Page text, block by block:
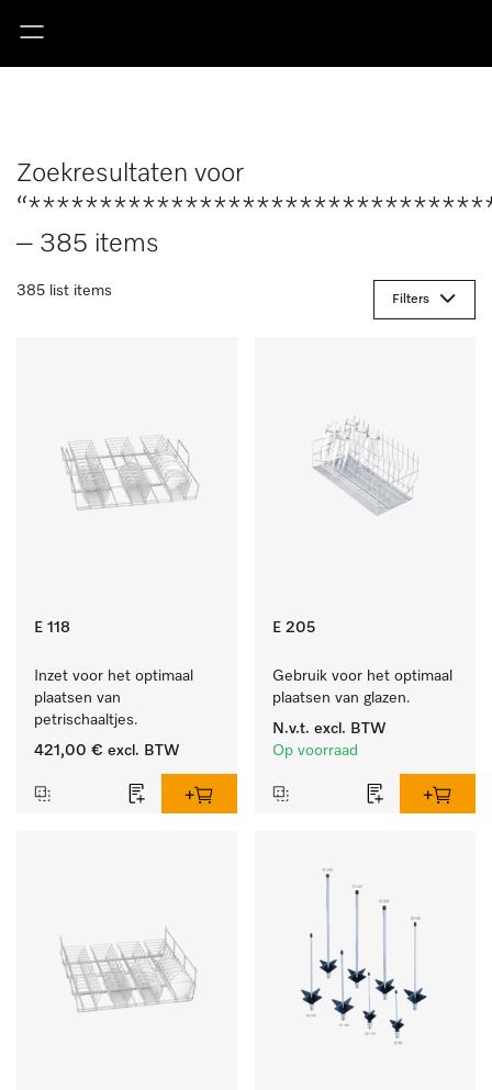
Zoekresultaten voor
– 385 items
385 list items
Filters
E 118
Inzet voor het optimaal
plaatsen van
petrischaaltjes.
421,00 € excl. BTW
E 205
Gebruik voor het optimaal
plaatsen van glazen.
N.v.t. excl. BTW
Op voorraad